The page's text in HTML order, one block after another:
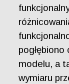
modelu, a
wymiaru